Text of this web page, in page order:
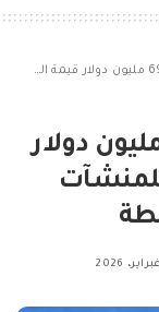
السعودية: 693 مليون دولار